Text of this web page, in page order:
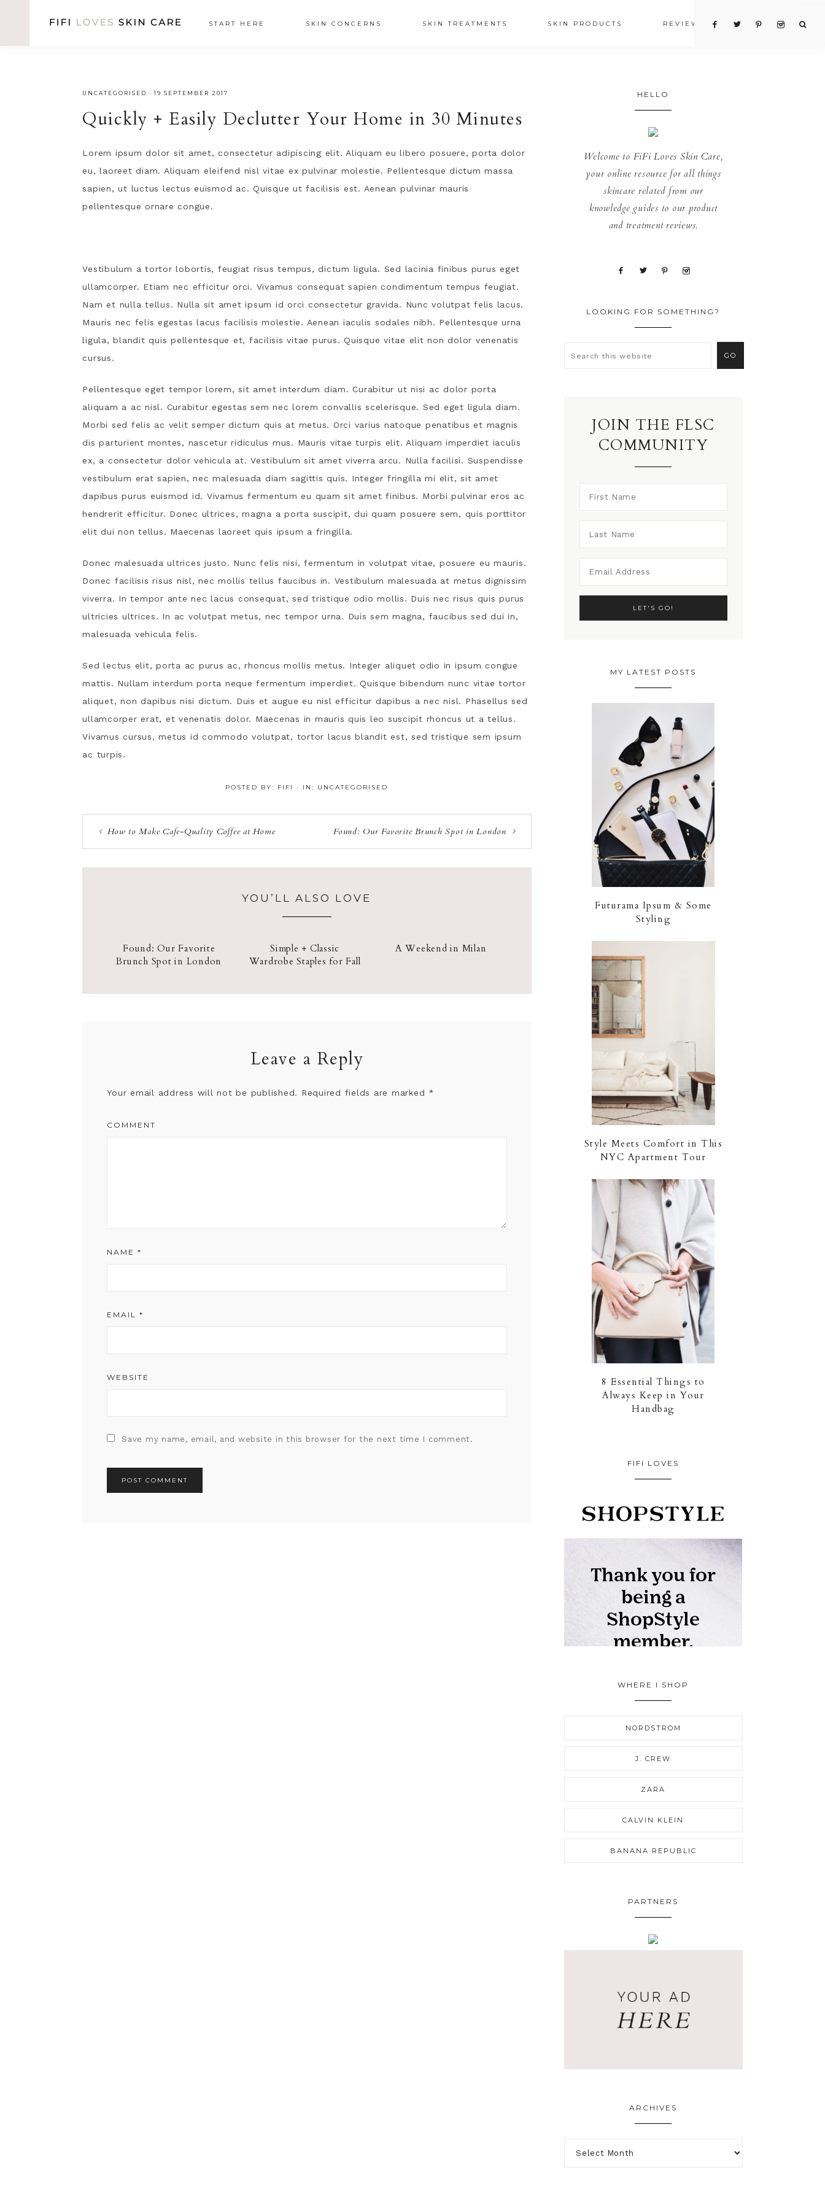
START HERE SKIN CONCERNS SKIN TREATMENTS SKIN PRODUCTS REVIEWS SHOP
UNCATEGORISED ·19 SEPTEMBER 2017
Quickly + Easily Declutter Your Home in 30 Minutes
Lorem ipsum dolor sit amet, consectetur adipiscing elit. Aliquam eu libero posuere, porta dolor
eu, laoreet diam. Aliquam eleifend nisl vitae ex pulvinar molestie. Pellentesque dictum massa
sapien, ut luctus lectus euismod ac. Quisque ut facilisis est. Aenean pulvinar mauris
pellentesque ornare congue.
Vestibulum a tortor lobortis, feugiat risus tempus, dictum ligula. Sed lacinia finibus purus eget
ullamcorper. Etiam nec efficitur orci. Vivamus consequat sapien condimentum tempus feugiat.
Nam et nulla tellus. Nulla sit amet ipsum id orci consectetur gravida. Nunc volutpat felis lacus.
Mauris nec felis egestas lacus facilisis molestie. Aenean iaculis sodales nibh. Pellentesque urna
ligula, blandit quis pellentesque et, facilisis vitae purus. Quisque vitae elit non dolor venenatis
cursus.
Pellentesque eget tempor lorem, sit amet interdum diam. Curabitur ut nisi ac dolor porta
aliquam a ac nisl. Curabitur egestas sem nec lorem convallis scelerisque. Sed eget ligula diam.
Morbi sed felis ac velit semper dictum quis at metus. Orci varius natoque penatibus et magnis
dis parturient montes, nascetur ridiculus mus. Mauris vitae turpis elit. Aliquam imperdiet iaculis
ex, a consectetur dolor vehicula at. Vestibulum sit amet viverra arcu. Nulla facilisi. Suspendisse
vestibulum erat sapien, nec malesuada diam sagittis quis. Integer fringilla mi elit, sit amet
dapibus purus euismod id. Vivamus fermentum eu quam sit amet finibus. Morbi pulvinar eros ac
hendrerit efficitur. Donec ultrices, magna a porta suscipit, dui quam posuere sem, quis porttitor
elit dui non tellus. Maecenas laoreet quis ipsum a fringilla.
Donec malesuada ultrices justo. Nunc felis nisi, fermentum in volutpat vitae, posuere eu mauris.
Donec facilisis risus nisl, nec mollis tellus faucibus in. Vestibulum malesuada at metus dignissim
viverra. In tempor ante nec lacus consequat, sed tristique odio mollis. Duis nec risus quis purus
ultricies ultrices. In ac volutpat metus, nec tempor urna. Duis sem magna, faucibus sed dui in,
malesuada vehicula felis.
Sed lectus elit, porta ac purus ac, rhoncus mollis metus. Integer aliquet odio in ipsum congue
mattis. Nullam interdum porta neque fermentum imperdiet. Quisque bibendum nunc vitae tortor
aliquet, non dapibus nisi dictum. Duis et augue eu nisl efficitur dapibus a nec nisl. Phasellus sed
ullamcorper erat, et venenatis dolor. Maecenas in mauris quis leo suscipit rhoncus ut a tellus.
Vivamus cursus, metus id commodo volutpat, tortor lacus blandit est, sed tristique sem ipsum
ac turpis.
POSTED BY: FIFI · IN: UNCATEGORISED
How to Make Cafe-Quality Coffee at Home Found: Our Favorite Brunch Spot in London
YOU’LL ALSO LOVE
Found: Our Favorite
Brunch Spot in London
Simple + Classic
Wardrobe Staples for Fall
A Weekend in Milan
Leave a Reply
Your email address will not be published. Required fields are marked *
COMMENT
NAME*
EMAIL*
WEBSITE
Save my name, email, and website in this browser for the next time I comment.
HELLO
Welcome to FiFi Loves Skin Care,
your online resource for all things
skincare related from our
knowledge guides to our product
and treatment reviews.
LOOKING FOR SOMETHING?
JOIN THE FLSC
COMMUNITY
MY LATEST POSTS
Futurama Ipsum & Some
Styling
Style Meets Comfort in This
NYC Apartment Tour
8 Essential Things to
Always Keep in Your
Handbag
FIFI LOVES
WHERE I SHOP
NORDSTROM
J. CREW
ZARA
CALVIN KLEIN
BANANA REPUBLIC
PARTNERS
ARCHIVES